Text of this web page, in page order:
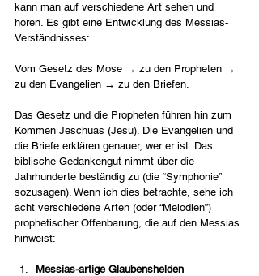
kann man auf verschiedene Art sehen und
hören. Es gibt eine Entwicklung des Messias-
Verständnisses:
Vom Gesetz des Mose → zu den Propheten →
zu den Evangelien → zu den Briefen.
Das Gesetz und die Propheten führen hin zum
Kommen Jeschuas (Jesu). Die Evangelien und
die Briefe erklären genauer, wer er ist. Das
biblische Gedankengut nimmt über die
Jahrhunderte beständig zu (die “Symphonie”
sozusagen). Wenn ich dies betrachte, sehe ich
acht verschiedene Arten (oder “Melodien”)
prophetischer Offenbarung, die auf den Messias
hinweist:
Messias-artige Glaubenshelden